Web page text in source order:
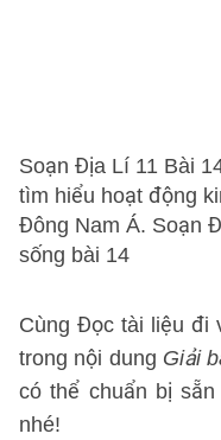
Soạn Địa Lí 11 Bài
tìm hiểu hoạt động
Đông Nam Á. Soạn
sống bài 14
Cùng Đọc tài liệu đi
trong nội dung Giải
có thể chuẩn bị
nhé!